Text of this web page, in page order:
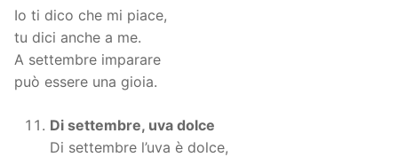
Io ti dico che mi piace,
tu dici anche a me.
A settembre imparare
può essere una gioia.
Di settembre, uva dolce
Di settembre l’uva è dolce,